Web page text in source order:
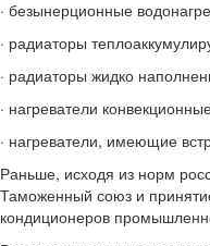
· безынерционные
· радиаторы
· радиаторы жидко
· нагреватели
· нагреватели, имеющие
Раньше, исходя из норм
Таможенный союз и
кондиционеров